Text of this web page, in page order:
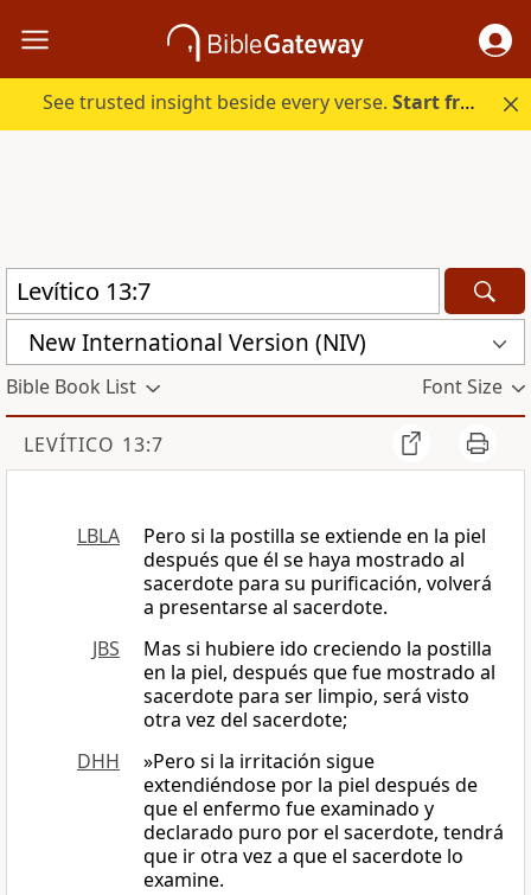
See trusted insight beside every verse.Start free.
New International Version (NIV)
Bible Book List Font Size
LEVÍTICO 13:7
LBLA
Pero si la postilla se extiende en la piel
después que él se haya mostrado al
sacerdote para su purificación, volverá
a presentarse al sacerdote.
JBS
Mas si hubiere ido creciendo la postilla
en la piel, después que fue mostrado al
sacerdote para ser limpio, será visto
otra vez del sacerdote;
DHH
»Pero si la irritación sigue
extendiéndose por la piel después de
que el enfermo fue examinado y
declarado puro por el sacerdote, tendrá
que ir otra vez a que el sacerdote lo
examine.